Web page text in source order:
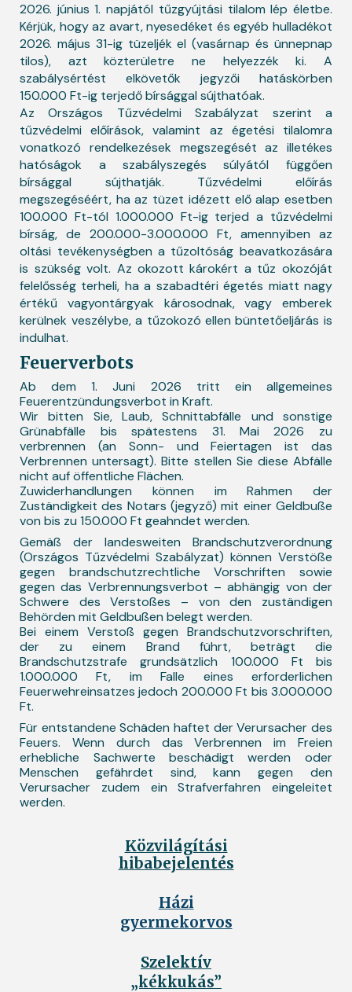
2026. június 1. napjától tűzgyújtási tilalom lép életbe.
Kérjük, hogy az avart, nyesedéket és egyéb hulladékot
2026. május 31-ig tüzeljék el (vasárnap és ünnepnap
tilos), azt közterületre ne helyezzék ki. A
szabálysértést elkövetők jegyzői hatáskörben
150.000 Ft-ig terjedő bírsággal sújthatóak.
Az Országos Tűzvédelmi Szabályzat szerint a
tűzvédelmi előírások, valamint az égetési tilalomra
vonatkozó rendelkezések megszegését az illetékes
hatóságok a szabályszegés súlyától függően
bírsággal sújthatják. Tűzvédelmi előírás
megszegéséért, ha az tüzet idézett elő alap esetben
100.000 Ft-tól 1.000.000 Ft-ig terjed a tűzvédelmi
bírság, de 200.000-3.000.000 Ft, amennyiben az
oltási tevékenységben a tűzoltóság beavatkozására
is szükség volt. Az okozott károkért a tűz okozóját
felelősség terheli, ha a szabadtéri égetés miatt nagy
értékű vagyontárgyak károsodnak, vagy emberek
kerülnek veszélybe, a tűzokozó ellen büntetőeljárás is
indulhat.
Feuerverbots
Ab dem 1. Juni 2026 tritt ein allgemeines
Feuerentzündungsverbot in Kraft.
Wir bitten Sie, Laub, Schnittabfälle und sonstige
Grünabfälle bis spätestens 31. Mai 2026 zu
verbrennen (an Sonn- und Feiertagen ist das
Verbrennen untersagt). Bitte stellen Sie diese Abfälle
nicht auf öffentliche Flächen.
Zuwiderhandlungen können im Rahmen der
Zuständigkeit des Notars (jegyző) mit einer Geldbuße
von bis zu 150.000 Ft geahndet werden.
Gemäß der landesweiten Brandschutzverordnung
(Országos Tűzvédelmi Szabályzat) können Verstöße
gegen brandschutzrechtliche Vorschriften sowie
gegen das Verbrennungsverbot – abhängig von der
Schwere des Verstoßes – von den zuständigen
Behörden mit Geldbußen belegt werden.
Bei einem Verstoß gegen Brandschutzvorschriften,
der zu einem Brand führt, beträgt die
Brandschutzstrafe grundsätzlich 100.000 Ft bis
1.000.000 Ft, im Falle eines erforderlichen
Feuerwehreinsatzes jedoch 200.000 Ft bis 3.000.000
Ft.
Für entstandene Schäden haftet der Verursacher des
Feuers. Wenn durch das Verbrennen im Freien
erhebliche Sachwerte beschädigt werden oder
Menschen gefährdet sind, kann gegen den
Verursacher zudem ein Strafverfahren eingeleitet
werden.
Közvilágítási
hibabejelentés
Házi
gyermekorvos
Szelektív
„kékkukás”